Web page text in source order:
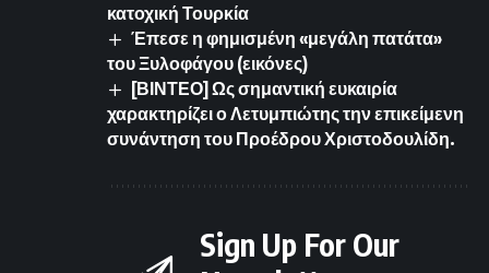
κατοχική Τουρκία
Έπεσε η φημισμένη «μεγάλη πατάτα»
του Ξυλοφάγου (εικόνες)
[ΒΙΝΤΕΟ] Ως σημαντική ευκαιρία
χαρακτηρίζει ο Λετυμπιώτης την επικείμενη
συνάντηση του Προέδρου Χριστοδουλίδη.
Sign Up For Our